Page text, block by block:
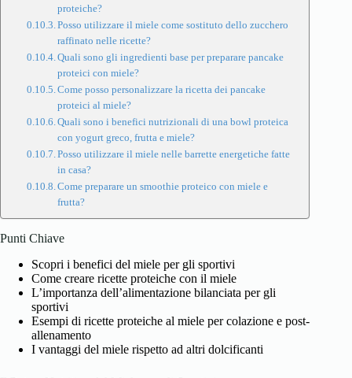
proteiche?
Posso utilizzare il miele come sostituto dello zucchero
raffinato nelle ricette?
Quali sono gli ingredienti base per preparare pancake
proteici con miele?
Come posso personalizzare la ricetta dei pancake
proteici al miele?
Quali sono i benefici nutrizionali di una bowl proteica
con yogurt greco, frutta e miele?
Posso utilizzare il miele nelle barrette energetiche fatte
in casa?
Come preparare un smoothie proteico con miele e
frutta?
Punti Chiave
Scopri i benefici del miele per gli sportivi
Come creare ricette proteiche con il miele
L’importanza dell’alimentazione bilanciata per gli
sportivi
Esempi di ricette proteiche al miele per colazione e post-
allenamento
I vantaggi del miele rispetto ad altri dolcificanti